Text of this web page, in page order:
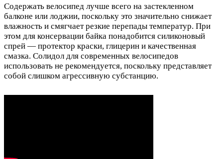
Содержать велосипед лучше всего на застекленном
балконе или лоджии, поскольку это значительно снижает
влажность и смягчает резкие перепады температур. При
этом для консервации байка понадобится силиконовый
спрей — протектор краски, глицерин и качественная
смазка. Солидол для современных велосипедов
использовать не рекомендуется, поскольку представляет
собой слишком агрессивную субстанцию.